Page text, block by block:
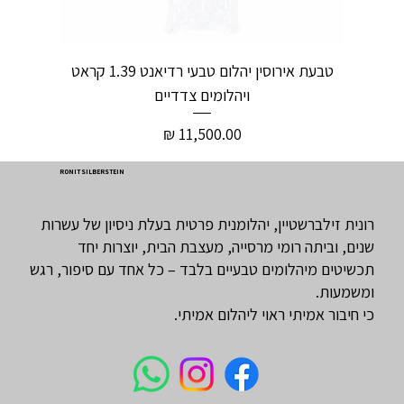
טבעת אירוסין יהלום טבעי רדיאנט 1.39 קראט
ויהלומים צדדיים
מחיר
RONIT SILBERSTEIN
רונית זילברשטיין, יהלומנית פרטית בעלת ניסיון של עשרות
שנים, וביתה רומי מרסייה, מעצבת הבית, יוצרות יחד
תכשיטים מיהלומים טבעיים בלבד – כל אחד עם סיפור, רגש
ומשמעות.
כי חיבור אמיתי ראוי ליהלום אמיתי.